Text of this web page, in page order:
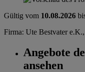
Gültig vom 10.08.2026
Firma: Ute Bestvater
Angebote
ansehen